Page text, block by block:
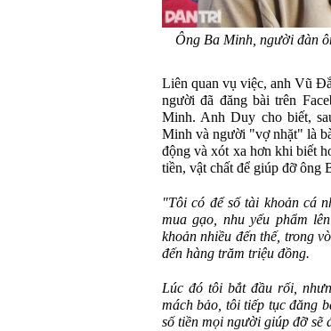
Ông Ba Minh, người đàn
Liên quan vụ việc, anh Vũ
người đã đăng bài trên
Minh. Anh Duy cho biết,
Minh và người "vợ nhặt" là
động và xót xa hơn khi biết
tiền, vật chất để giúp đỡ ông
"Tôi có để số tài khoản cá
mua gạo, nhu yếu phẩm
khoản nhiều đến thế, trong
đến hàng trăm triệu đồng.
Lúc đó tôi bắt đầu rối,
mách bảo, tôi tiếp tục đăng
số tiền mọi người giúp đỡ sẽ